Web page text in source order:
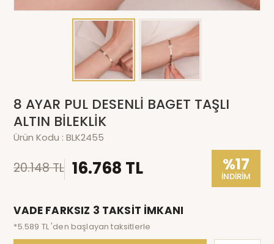
8 AYAR PUL DESENLİ BAGET TAŞLI
ALTIN BİLEKLİK
Ürün Kodu :BLK2455
20.148 TL 16.768 TL %17
İNDİRİM
VADE FARKSIZ 3 TAKSİT İMKANI
*5.589 TL 'den başlayan taksitlerle